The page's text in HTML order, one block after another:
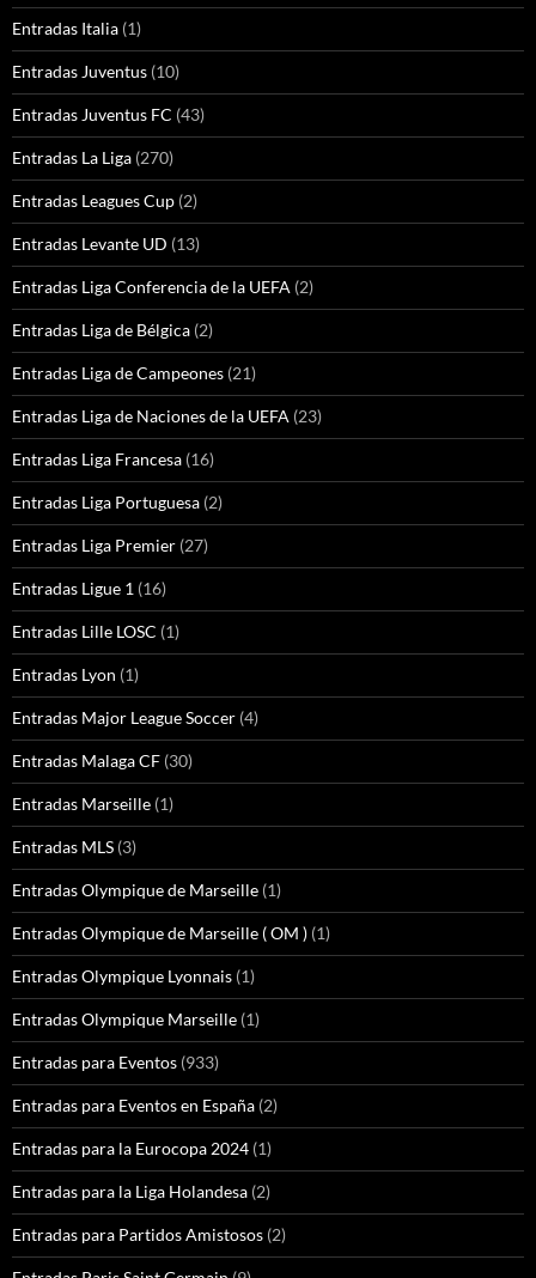
Entradas Italia (1)
Entradas Juventus (10)
Entradas Juventus FC (43)
Entradas La Liga (270)
Entradas Leagues Cup (2)
Entradas Levante UD (13)
Entradas Liga Conferencia de la UEFA (2)
Entradas Liga de Bélgica (2)
Entradas Liga de Campeones (21)
Entradas Liga de Naciones de la UEFA (23)
Entradas Liga Francesa (16)
Entradas Liga Portuguesa (2)
Entradas Liga Premier (27)
Entradas Ligue 1 (16)
Entradas Lille LOSC (1)
Entradas Lyon (1)
Entradas Major League Soccer (4)
Entradas Malaga CF (30)
Entradas Marseille (1)
Entradas MLS (3)
Entradas Olympique de Marseille (1)
Entradas Olympique de Marseille ( OM ) (1)
Entradas Olympique Lyonnais (1)
Entradas Olympique Marseille (1)
Entradas para Eventos (933)
Entradas para Eventos en España (2)
Entradas para la Eurocopa 2024 (1)
Entradas para la Liga Holandesa (2)
Entradas para Partidos Amistosos (2)